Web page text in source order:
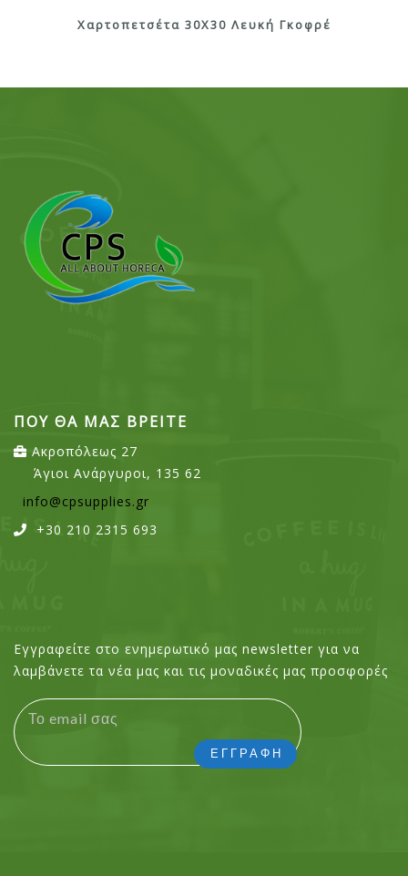
Χαρτοπετσέτα 30Χ30 Λευκή Γκοφρέ
ΠΟΥ ΘΑ ΜΑΣ ΒΡΕΙΤΕ
Ακροπόλεως 27
Άγιοι Ανάργυροι, 135 62
info@cpsupplies.gr
+30 210 2315 693
Εγγραφείτε στο ενημερωτικό μας newsletter για να
λαμβάνετε τα νέα μας και τις μοναδικές μας προσφορές